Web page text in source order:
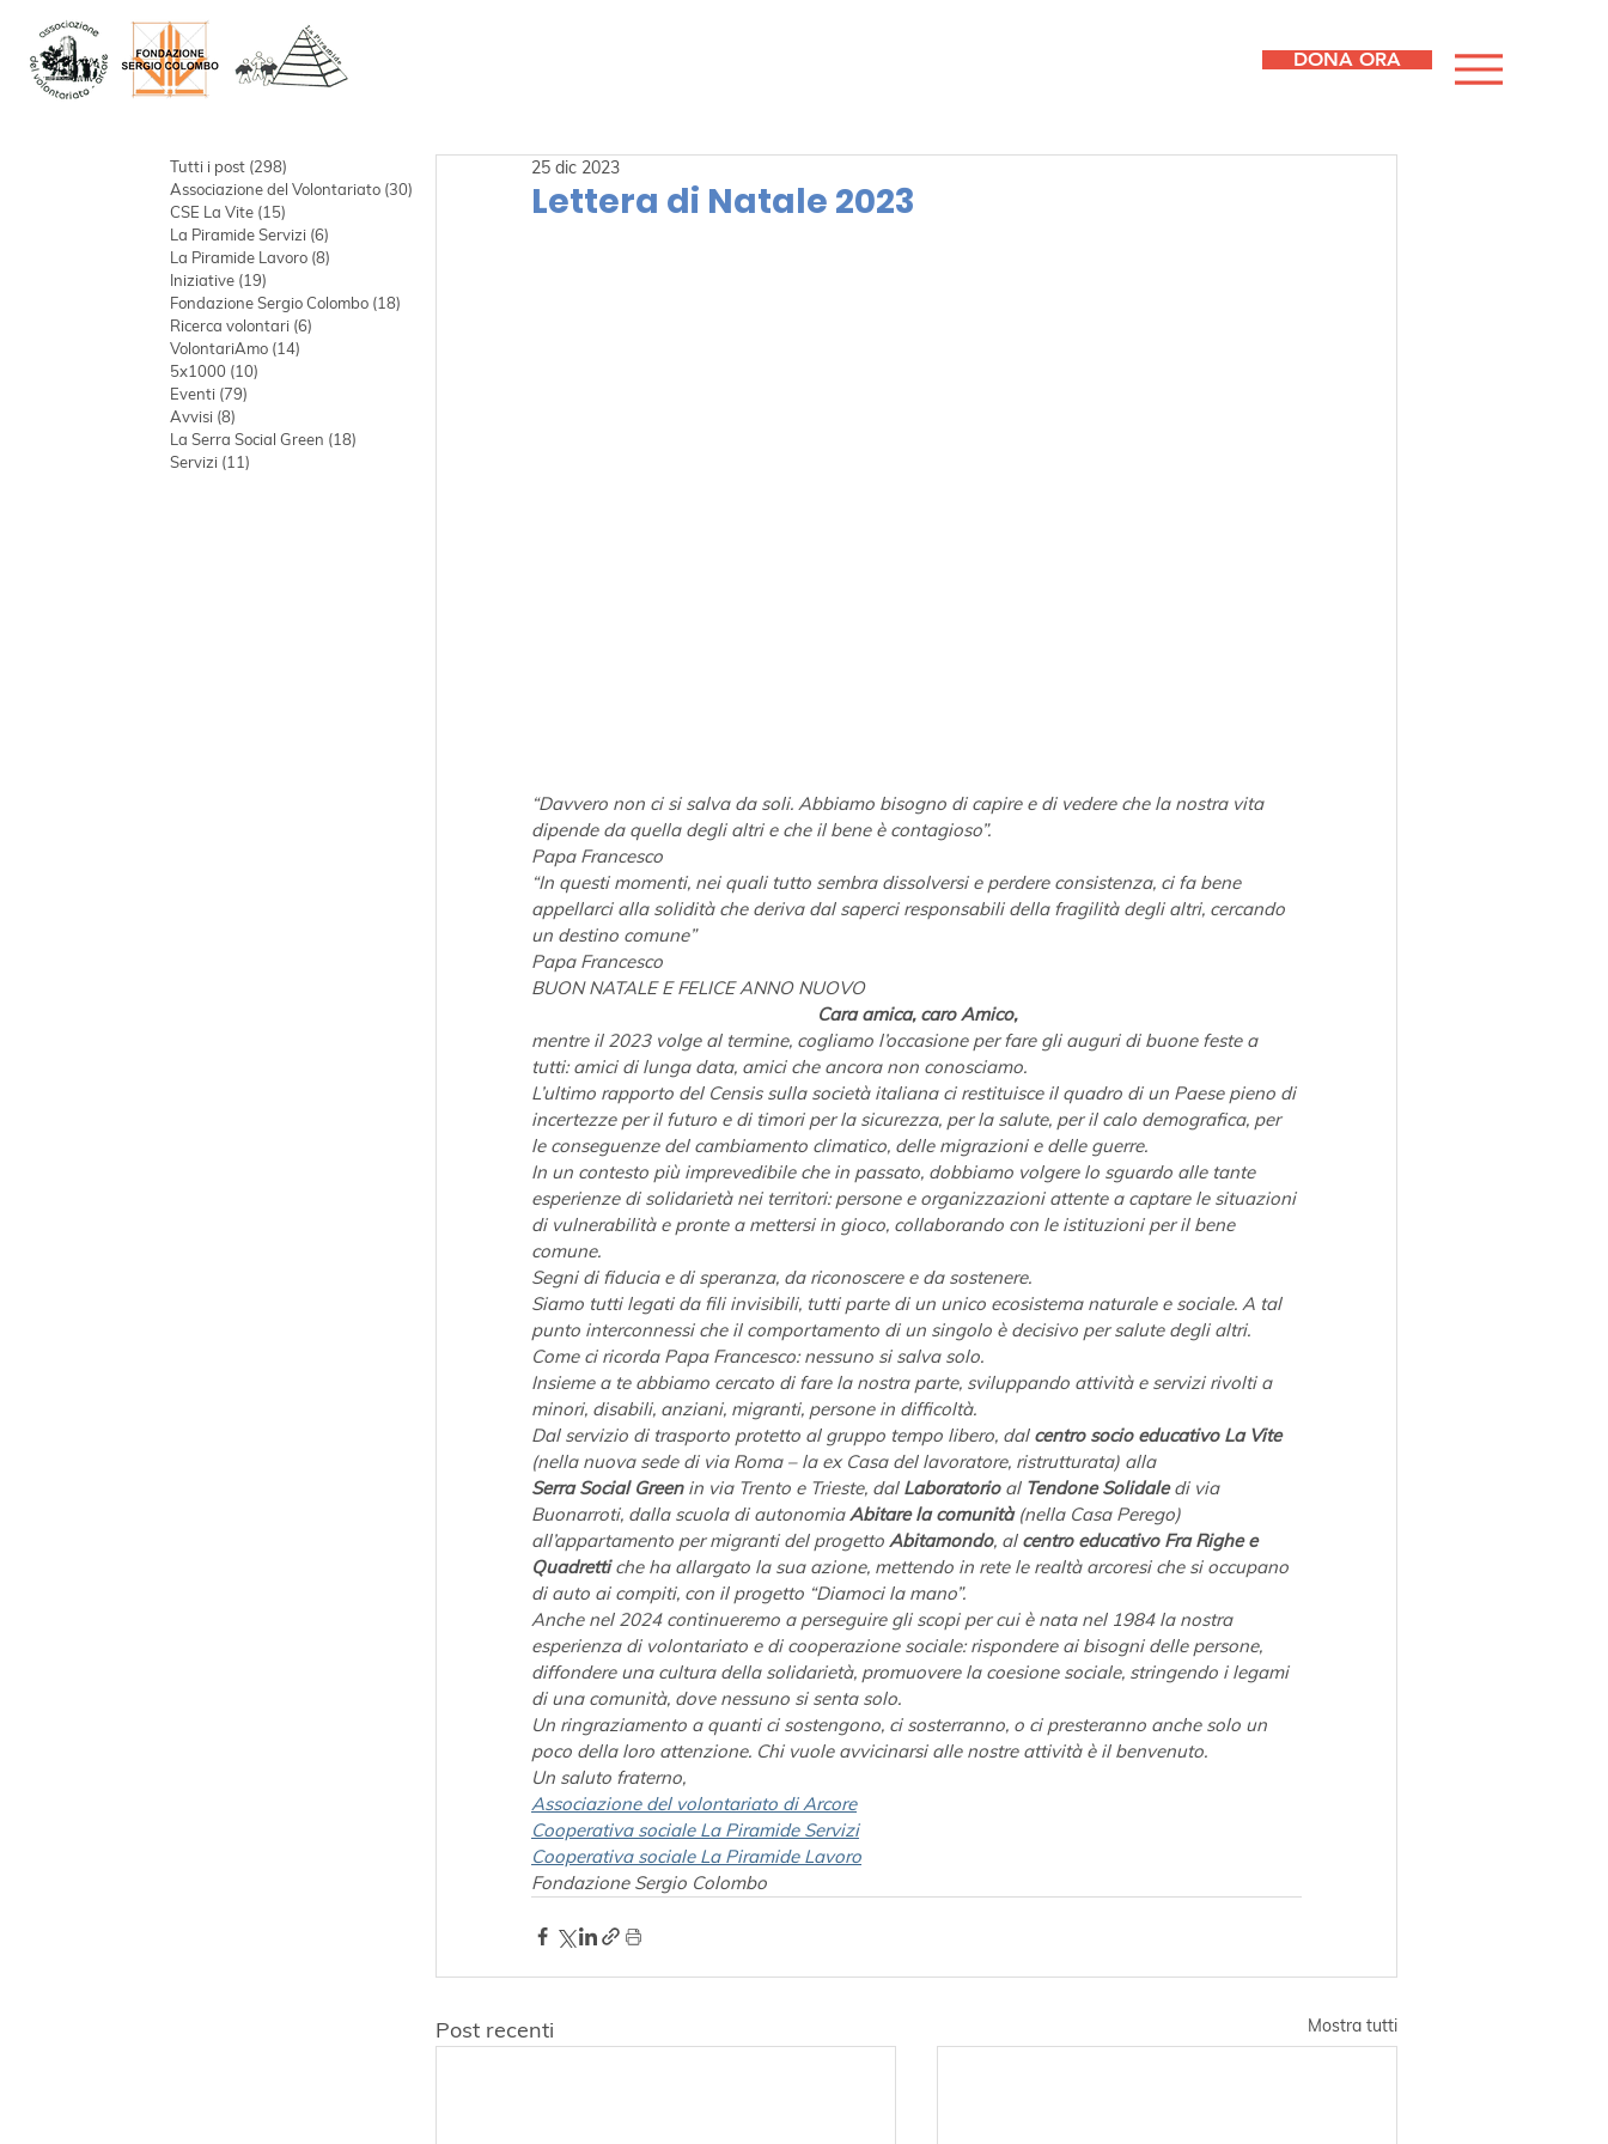
DONA ORA
Tutti i post (298)
Associazione del Volontariato (30)
CSE La Vite (15)
La Piramide Servizi (6)
La Piramide Lavoro (8)
Iniziative (19)
Fondazione Sergio Colombo (18)
Ricerca volontari (6)
VolontariAmo (14)
5x1000 (10)
Eventi (79)
Avvisi (8)
La Serra Social Green (18)
Servizi (11)
Lettera di Natale 2023
25 dic 2023
“Davvero non ci si salva da soli. Abbiamo bisogno di capire e di vedere che la nostra vita
dipende da quella degli altri e che il bene è contagioso”.
Papa Francesco
“In questi momenti, nei quali tutto sembra dissolversi e perdere consistenza, ci fa bene
appellarci alla solidità che deriva dal saperci responsabili della fragilità degli altri, cercando
un destino comune”
Papa Francesco
BUON NATALE E FELICE ANNO NUOVO
Cara amica, caro Amico,
mentre il 2023 volge al termine, cogliamo l’occasione per fare gli auguri di buone feste a
tutti: amici di lunga data, amici che ancora non conosciamo.
L’ultimo rapporto del Censis sulla società italiana ci restituisce il quadro di un Paese pieno di
incertezze per il futuro e di timori per la sicurezza, per la salute, per il calo demografica, per
le conseguenze del cambiamento climatico, delle migrazioni e delle guerre.
In un contesto più imprevedibile che in passato, dobbiamo volgere lo sguardo alle tante
esperienze di solidarietà nei territori: persone e organizzazioni attente a captare le situazioni
di vulnerabilità e pronte a mettersi in gioco, collaborando con le istituzioni per il bene
comune.
Segni di fiducia e di speranza, da riconoscere e da sostenere.
Siamo tutti legati da fili invisibili, tutti parte di un unico ecosistema naturale e sociale. A tal
punto interconnessi che il comportamento di un singolo è decisivo per salute degli altri.
Come ci ricorda Papa Francesco: nessuno si salva solo.
Insieme a te abbiamo cercato di fare la nostra parte, sviluppando attività e servizi rivolti a
minori, disabili, anziani, migranti, persone in difficoltà.
Dal servizio di trasporto protetto al gruppo tempo libero, dal centro socio educativo La Vite
(nella nuova sede di via Roma – la ex Casa del lavoratore, ristrutturata) alla
Serra Social Green in via Trento e Trieste, dal Laboratorio al Tendone Solidale di via
Buonarroti, dalla scuola di autonomia Abitare la comunità (nella Casa Perego)
all’appartamento per migranti del progetto Abitamondo, al centro educativo Fra Righe e
Quadretti che ha allargato la sua azione, mettendo in rete le realtà arcoresi che si occupano
di auto ai compiti, con il progetto “Diamoci la mano”.
Anche nel 2024 continueremo a perseguire gli scopi per cui è nata nel 1984 la nostra
esperienza di volontariato e di cooperazione sociale: rispondere ai bisogni delle persone,
diffondere una cultura della solidarietà, promuovere la coesione sociale, stringendo i legami
di una comunità, dove nessuno si senta solo.
Un ringraziamento a quanti ci sostengono, ci sosterranno, o ci presteranno anche solo un
poco della loro attenzione. Chi vuole avvicinarsi alle nostre attività è il benvenuto.
Un saluto fraterno,
Associazione del volontariato di Arcore
Cooperativa sociale La Piramide Servizi
Cooperativa sociale La Piramide Lavoro
Fondazione Sergio Colombo
Post recenti Mostra tutti